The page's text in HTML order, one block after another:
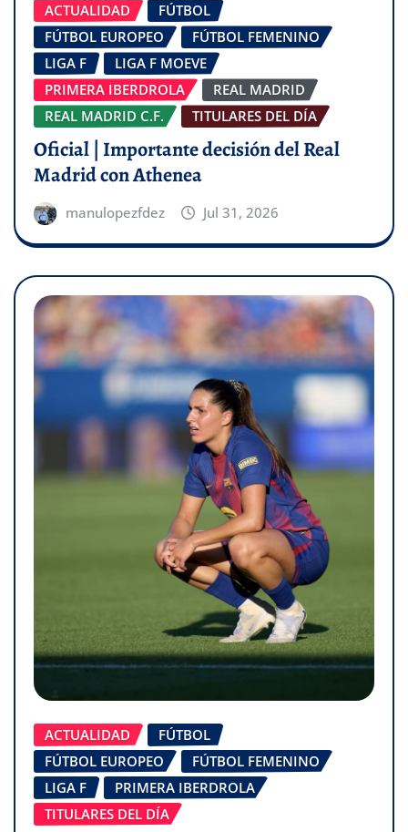
ACTUALIDAD
FÚTBOL
FÚTBOL EUROPEO
FÚTBOL FEMENINO
LIGA F
LIGA F MOEVE
PRIMERA IBERDROLA
REAL MADRID
REAL MADRID C.F.
TITULARES DEL DÍA
Oficial | Importante decisión del Real
Madrid con Athenea
manulopezfdez Jul 31, 2026
ACTUALIDAD
FÚTBOL
FÚTBOL EUROPEO
FÚTBOL FEMENINO
LIGA F
PRIMERA IBERDROLA
TITULARES DEL DÍA